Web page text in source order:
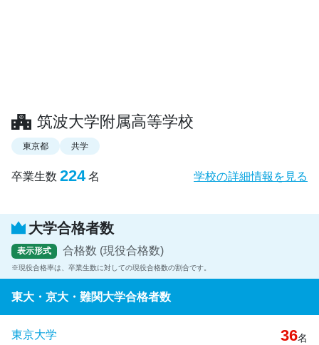
筑波大学附属高等学校
東京都 共学
卒業生数 224 名 学校の詳細情報を見る
大学合格者数
表示形式 合格数 (現役合格数)
現役合格率は、卒業生数に対しての現役合格数の割合です。
東大・京大・難関大学合格者数
東京大学 36名